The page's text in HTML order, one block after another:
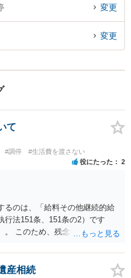
変更
変更
て
#調停 #生活費を渡さない
役にたった 2
るのは、「給料その他継続的給
行法151条、151条の2）です
。 このため、残念ながらお答え
産相続